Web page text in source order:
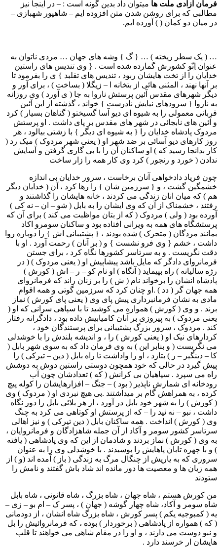
فرمان آزادی ملت ها میتوان داد بدین گونه است : – در اینجا نیز
مطالبی که برای روشن شدن متن افزوده ایم – شاهپور شهبازی –
در میان دو کمان ( ) آورده ایم.
… ( یک سطر ریخته ) … { گ } وشه های جهان … مردی ناتوان به
عنوان اِنّو کشورش گمارده شده است . { وی تندیس های راستین
خدایان را از تخت هایشان ربود ، تندیس های تقلبد } ی را بفرمود تا
بر آنها نهند ، المثنی هائی از بتخانه ا – زیگلا ( بساخت ) ، برای آور و
دیگر شهرهای مقدس آئین پرستش ناروا به جا ( ی آورد ) وی روزانه
به ناروا { سرودهای نیایش نادرست } خواند ، گذشته از این آئین
قربانی معمولی را به شیوه ای دیو آسا گسیختو ( گناهان بسیار ) کرد
و آئین های نابجائی در شهر های مقدس بر پای داشت . او پرستش
مردوک پادشاه خدایان را { به شیوه ای دیگر } با زشتی بیالود ، هر
روز کارهای دیو آسائی بر ضد شهر او ( یعنی شهر مردوک ) میک رد (
کار بدانجا رسید که ) او ساکنان آن را با بی گاری گرفتن و آسایش
ندادن ( خورد و رنجور ) کرد وی کار همه را زار ساخت
چون فریاد دادخواهی آنان برخاست ، سرور خدایان بی اندازه
خشمگین گشت ، و { سرزمین شان } را رها کرد ، آن ( خدایان دیگر
هم ) که میان انان زندگی می کردند ، خانه هایشان را گذاشتند و
رفتند ، خشمناک از آن که وی ایشان را به بابل ( شو – ان – نه کی )
آورده بود ( ولی ) مردوک ( که از بتان مواظبت می کند ) برای آن که
پرستشگاه های همه به ویرانی افتاده بود و ساکنان سومرو اکاد
بمانند مردگان ( متحرک ) شده بودند ، { پشتیبانی اش } را دوباره روا
داشت ، خشم { وی فرو نشست } و ( بر آنان ) رحمت آورد . او با
دقت نگریست . و به سرتاسر کشورها نگاه کرد ، برای جستن
فرمانروای دادگر که مایل باشد پیشاپیش او ( یعنی مردوک ) ( در
رژه سالیانه ) راه بپیماید ( آنگاه ) او نام کو – ر – اش ( کورش )
پادشاه انشان را برخواند نام ( ش ) را بر زنان راند که فرمانروای
همه جهان گر ( دد ) .او چنان کرد که سرزمین گوتی و همه اقوام
مادی به نشان فرمانبرداری پیش پای وی ( یعنی پای کورش ) نماز
برند . و وی ( کورش ) همواره می کوشید تا با سپاهی سرانی که او (
یعنی مردوک ) به پیروزی بر آنان کامیابیش داده بود ، دادگرانه رفتار
کند . مردوک ، سرور بزرگ پشتیبانی برای پرستندگان خود ،
کردارهای نیک او ( یعنی کورش ) را ، و اندیشه بلندش را با خوشدلی
می نگریست ( و بنابر این ) به وی فرمان داد که به سوی شهر بابل (
کا – دینگیر – ر ) بتازد ، او را واداشت تا راه بابل ( دین – تیرکی ) را
پیش گیرد در حالی که خود همچون دوستی راستین دوش به دوشش
راه می سپرد . سپاهیان بی کرانش ( که ) تعدادشان چون آب
رودخانه ای شمارش ناپذیر ( بود ) – جنگ – افزارهایشان را کوله پیچ
کرده ، به همراهش گام بر میداشتند .بی هیچ نبردی او ( مردوک ) وی
( کورش ) را به شهر خود بابل در آورد ، از هر بلائی بابل را دور نگاه
داشت ، نبو – نه ئید را – که از پرستش او کوتاهی می کرد به چنگ
وی ( کورش ) انداخت . همه ساکنان بابل ( دین تیرکی ) و نیز اهالی
سرتاسر کشور سومر و آکاد از آن جمله شاهزادگان و فرمانروایان ،
به وی ( کورش ) نماز بردند و شادمان از این که وی پادشاهی ( یافته
) و با چهره تابان پاهایش را بوسیدند . با خوشدلی وی را به عنوان
سروری که به یاریش از چنگال مرگ به زندگی ( باز ) آمده اند (و ) از
همه زیان ها و معصیت ها دور مانده اند شاد باش گفتند و نامش را
ستودند
من کورش هستم ، شاه جهان ، شاه بزرگ ، شاه قانونی ، شاه بابل
شاه سومر و آکاد، شاه چهار گوشه ( جهان ) ، پسر ک – ام بو – زی –
یه ( کمبوجیه یکم ) پسر کورش ، شاه بزرگ شاه انشان ، از دودمانی
( که ) همواره از پادشاهی ( برخوردار ) بوده ، که فرمانروائیش را بل
و نبو دوست می دارند ، و او را در مقام شاهی می خواهند تا قلب
هایشان ار خرسند دارد .